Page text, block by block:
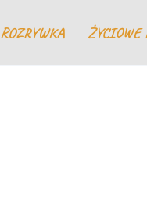
ROZRYWKA